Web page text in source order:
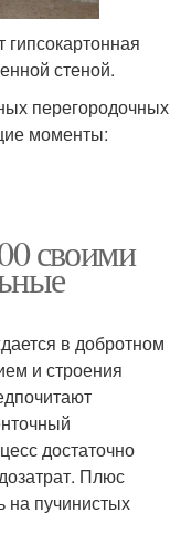
стеной.
перегородочных
моменты:
своими
в добротном
и строения
достаточно
Плюс
на пучинистых